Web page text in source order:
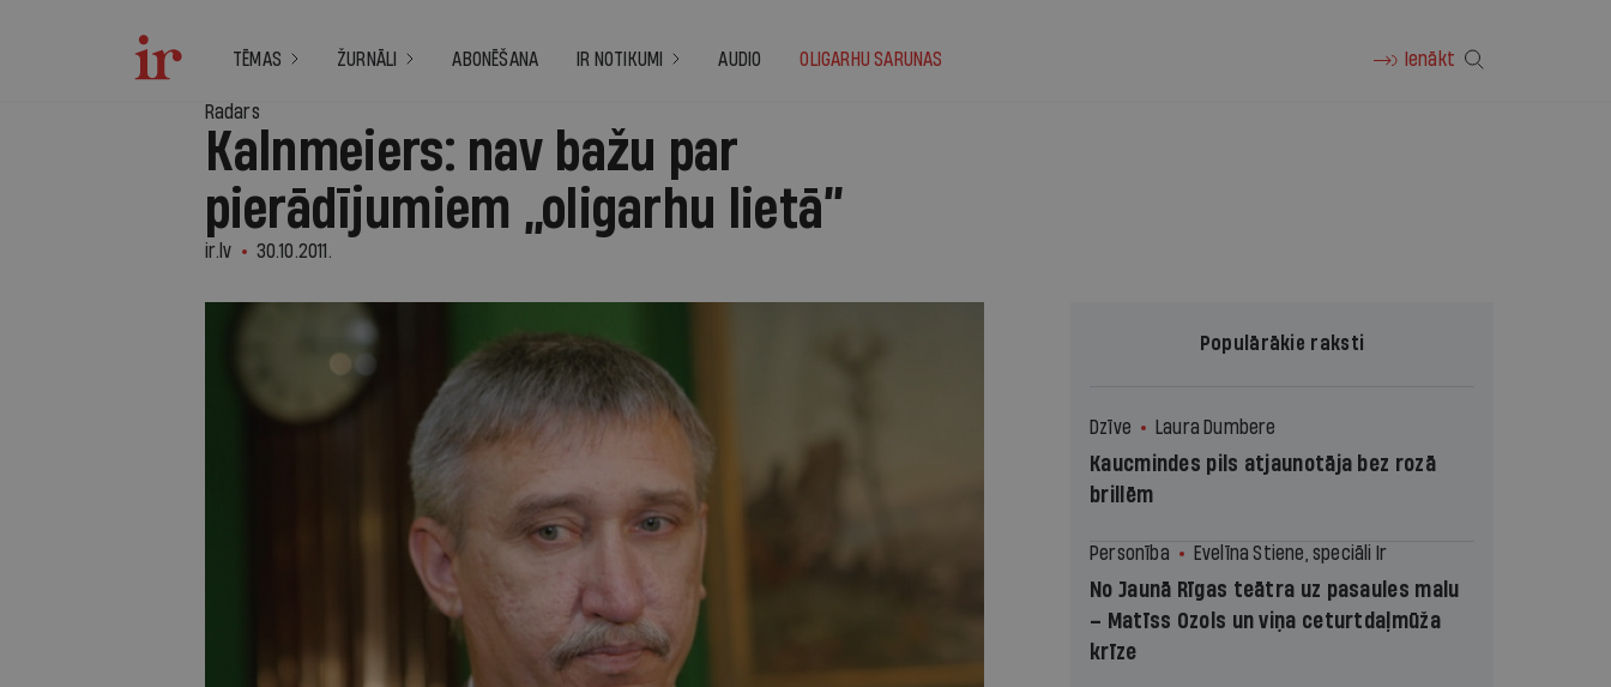
TĒMAS ŽURNĀLI ABONĒŠANA IR NOTIKUMI AUDIO OLIGARHU SARUNAS Ienākt
Radars
Kalnmeiers: nav bažu par
pierādījumiem „oligarhu lietā”
ir.lv 30.10.2011.
Populārākie raksti
Dzīve Laura Dumbere
Kaucmindes pils atjaunotāja bez rozā
brillēm
Personība Evelīna Stiene, speciāli Ir
No Jaunā Rīgas teātra uz pasaules malu
– Matīss Ozols un viņa ceturtdaļmūža
krīze